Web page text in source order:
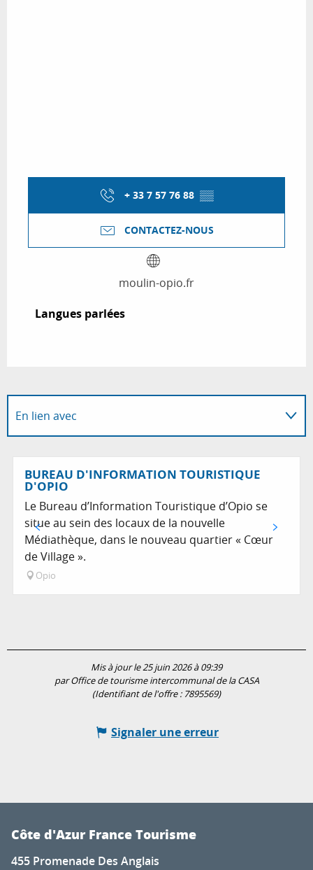
+ 33 7 57 76 88 ▒▒
CONTACTEZ-NOUS
moulin-opio.fr
Langues parlées
Langues parlées
En lien avec
Sur place
BUREAU D'INFORMATION TOURISTIQUE
D'OPIO
Le Bureau d’Information Touristique d’Opio se
situe au sein des locaux de la nouvelle
Médiathèque, dans le nouveau quartier « Cœur
de Village ».
Opio
Mis à jour le 25 juin 2026 à 09:39
par Office de tourisme intercommunal de la CASA
(Identifiant de l'offre : 7895569)
Signaler une erreur
Côte d'Azur France Tourisme
455 Promenade Des Anglais